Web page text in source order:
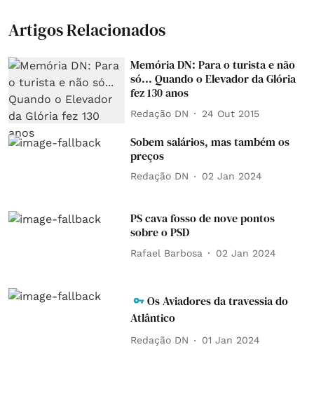
Artigos Relacionados
Memória DN: Para o turista e não
só... Quando o Elevador da Glória
fez 130 anos
Redação DN 24 Out 2015
Sobem salários, mas também os
preços
Redação DN 02 Jan 2024
PS cava fosso de nove pontos
sobre o PSD
Rafael Barbosa 02 Jan 2024
Os Aviadores da travessia do
Atlântico
Redação DN 01 Jan 2024